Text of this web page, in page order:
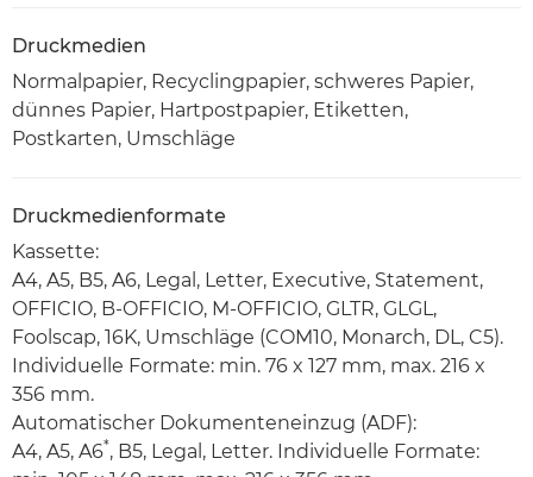
Druckmedien
Normalpapier, Recyclingpapier, schweres Papier,
dünnes Papier, Hartpostpapier, Etiketten,
Postkarten, Umschläge
Druckmedienformate
Kassette:
A4, A5, B5, A6, Legal, Letter, Executive, Statement,
OFFICIO, B-OFFICIO, M-OFFICIO, GLTR, GLGL,
Foolscap, 16K, Umschläge (COM10, Monarch, DL, C5).
Individuelle Formate: min. 76 x 127 mm, max. 216 x
356 mm.
Automatischer Dokumenteneinzug (ADF):
A4, A5, A6*, B5, Legal, Letter. Individuelle Formate: